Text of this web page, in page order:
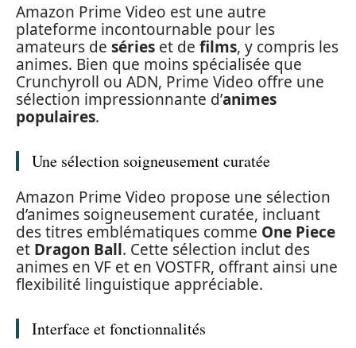
Amazon Prime Video est une autre
plateforme incontournable pour les
amateurs de séries et de films, y compris les
animes. Bien que moins spécialisée que
Crunchyroll ou ADN, Prime Video offre une
sélection impressionnante d’animes
populaires.
Une sélection soigneusement curatée
Amazon Prime Video propose une sélection
d’animes soigneusement curatée, incluant
des titres emblématiques comme One Piece
et Dragon Ball. Cette sélection inclut des
animes en VF et en VOSTFR, offrant ainsi une
flexibilité linguistique appréciable.
Interface et fonctionnalités